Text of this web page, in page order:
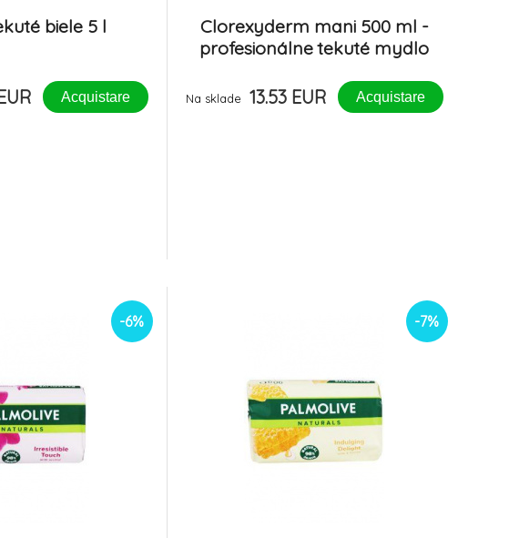
biele 5 l
Acquistare
Clorexyderm mani 500 ml -
profesionálne tekuté mydlo
Na sklade 13.53 EUR Acquistare
-6% -7%